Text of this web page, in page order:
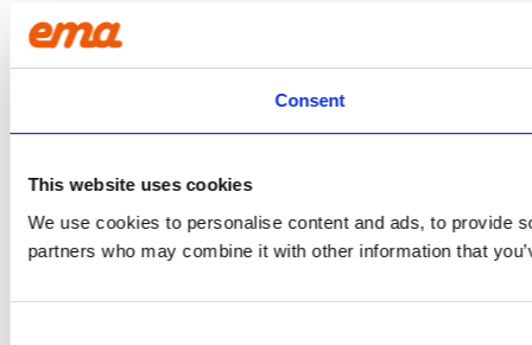
Consent
This website uses cookies
We use cookies to personalise content and ads, to provide
partners who may combine it with other information that